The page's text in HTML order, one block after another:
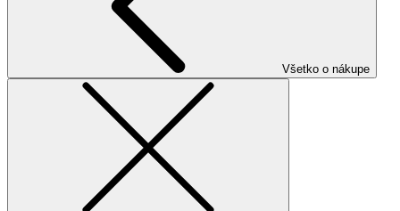
Všetko o nákupe